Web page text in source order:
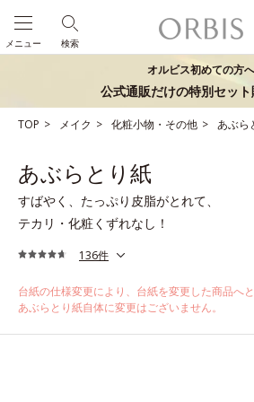
検索
メニュー
オルビス初めての方へ
公式通販だけの特別セット
TOP メイク 化粧小物・その他 あぶら
あぶらとり紙
すばやく、たっぷり皮脂がとれて、
テカリ・化粧くずれなし！
136件
台紙の仕様変更により、台紙を変更した商品へ
あぶらとり紙自体に変更はございません。